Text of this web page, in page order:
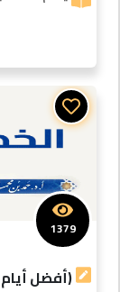
(أفضل أيام
1379